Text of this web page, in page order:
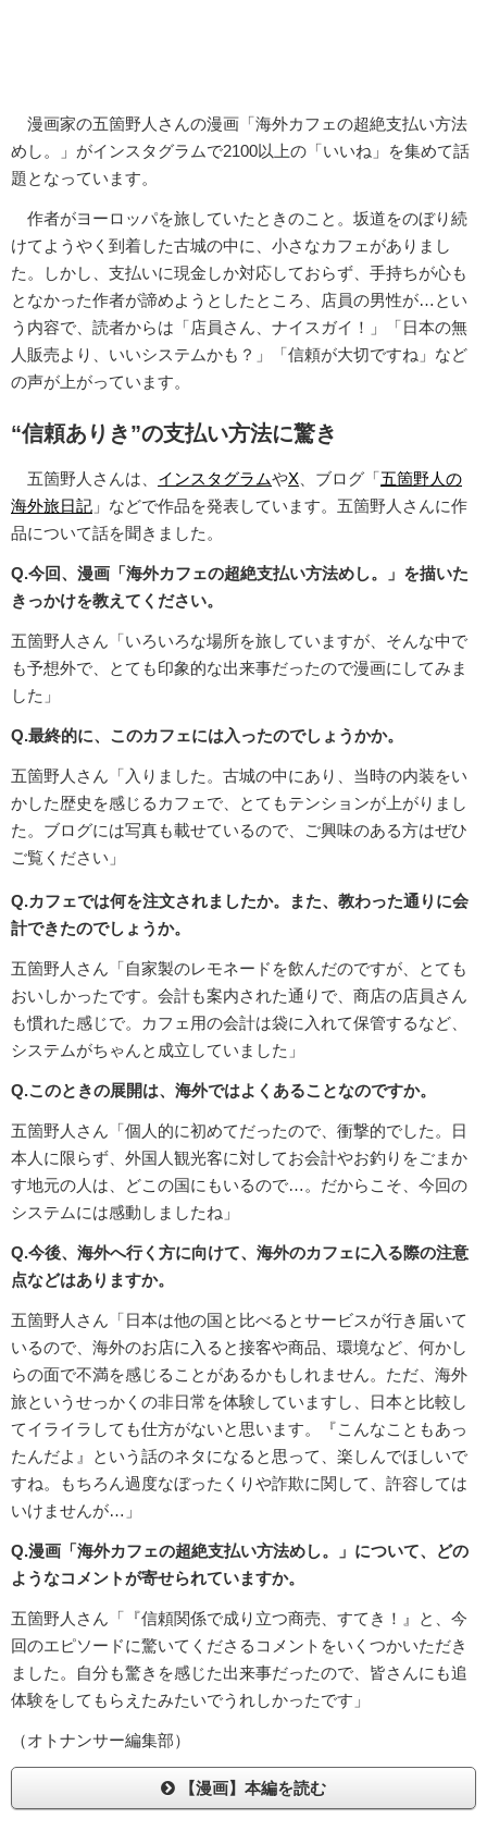
漫画家の五箇野人さんの漫画「海外カフェの超絶支払い方法
めし。」がインスタグラムで2100以上の「いいね」を集めて話
題となっています。
作者がヨーロッパを旅していたときのこと。坂道をのぼり続
けてようやく到着した古城の中に、小さなカフェがありまし
た。しかし、支払いに現金しか対応しておらず、手持ちが心も
となかった作者が諦めようとしたところ、店員の男性が…とい
う内容で、読者からは「店員さん、ナイスガイ！」「日本の無
人販売より、いいシステムかも？」「信頼が大切ですね」など
の声が上がっています。
“信頼ありき”の支払い方法に驚き
五箇野人さんは、 インスタグラムやX 、ブログ「五箇野人の
海外旅日記 」などで作品を発表しています。五箇野人さんに作
品について話を聞きました。
Q.今回、漫画「海外カフェの超絶支払い方法めし。」を描いた
きっかけを教えてください。
五箇野人さん「いろいろな場所を旅していますが、そんな中で
も予想外で、とても印象的な出来事だったので漫画にしてみま
した」
Q.最終的に、このカフェには入ったのでしょうかか。
五箇野人さん「入りました。古城の中にあり、当時の内装をい
かした歴史を感じるカフェで、とてもテンションが上がりまし
た。ブログには写真も載せているので、ご興味のある方はぜひ
ご覧ください」
Q.カフェでは何を注文されましたか。また、教わった通りに会
計できたのでしょうか。
五箇野人さん「自家製のレモネードを飲んだのですが、とても
おいしかったです。会計も案内された通りで、商店の店員さん
も慣れた感じで。カフェ用の会計は袋に入れて保管するなど、
システムがちゃんと成立していました」
Q.このときの展開は、海外ではよくあることなのですか。
五箇野人さん「個人的に初めてだったので、衝撃的でした。日
本人に限らず、外国人観光客に対してお会計やお釣りをごまか
す地元の人は、どこの国にもいるので…。だからこそ、今回の
システムには感動しましたね」
Q.今後、海外へ行く方に向けて、海外のカフェに入る際の注意
点などはありますか。
五箇野人さん「日本は他の国と比べるとサービスが行き届いて
いるので、海外のお店に入ると接客や商品、環境など、何かし
らの面で不満を感じることがあるかもしれません。ただ、海外
旅というせっかくの非日常を体験していますし、日本と比較し
てイライラしても仕方がないと思います。『こんなこともあっ
たんだよ』という話のネタになると思って、楽しんでほしいで
すね。もちろん過度なぼったくりや詐欺に関して、許容しては
いけませんが…」
Q.漫画「海外カフェの超絶支払い方法めし。」について、どの
ようなコメントが寄せられていますか。
五箇野人さん「『信頼関係で成り立つ商売、すてき！』と、今
回のエピソードに驚いてくださるコメントをいくつかいただき
ました。自分も驚きを感じた出来事だったので、皆さんにも追
体験をしてもらえたみたいでうれしかったです」
（オトナンサー編集部）
【漫画】本編を読む